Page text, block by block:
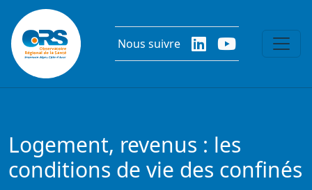
Aller au contenu principal
Nous suivre
Logement, revenus : les
conditions de vie des confinés